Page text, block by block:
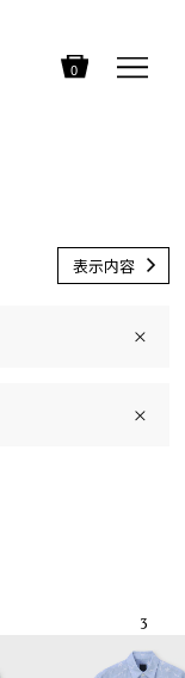
0
表示内容
×
×